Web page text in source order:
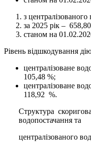
з централізованого
за 2025 рік –
станом на
Рівень відшкодування
централізоване
105,48 %;
централізоване
118,92 %.
Структура
водопостачання та
централізованого